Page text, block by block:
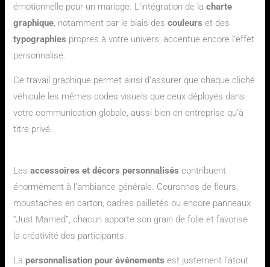
émotionnelle pour un mariage. L’intégration de lacharte
graphique, notamment par le biais descouleurs et des
typographies propres à votre univers, accentue encore l’effet
personnalisé.
Ce travail graphique permet ainsi d’assurer que chaque cliché
véhicule les mêmes codes visuels que ceux déployés dans
votre communication globale, aussi bien en entreprise qu’à
titre privé.
Lesaccessoires et décors personnalisés contribuent
énormément à l’ambiance générale. Couronnes de fleurs,
moustaches en carton, cadres pailletés ou encore panneaux
“Just Married”, chacun apporte son grain de folie et favorise
la créativité des participants.
Lapersonnalisation pour événements est justement l’atout